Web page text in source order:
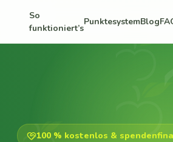
So
funktioniert’s
PunktesystemBlog
100 % kostenlos &